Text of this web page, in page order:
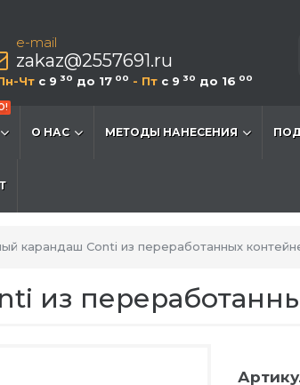
e-mail
zakaz@2557691.ru
Чт c 9 30 до 17 00 - Пт c 9 30 до 16 00
О НАС МЕТОДЫ НАНЕСЕНИЯ
карандаш Conti из переработанных
из